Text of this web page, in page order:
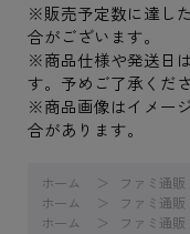
※販売予定数に達し
合がございます。
※商品仕様や発送日
す。予めご了承くださ
※商品画像はイメー
合があります。
ホーム
ファミ通販
ホーム
ファミ通販
ホーム
ファミ通販